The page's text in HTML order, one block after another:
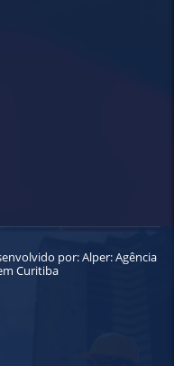
por:Alper: Agência
Curitiba